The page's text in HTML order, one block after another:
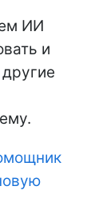
ИИ
и